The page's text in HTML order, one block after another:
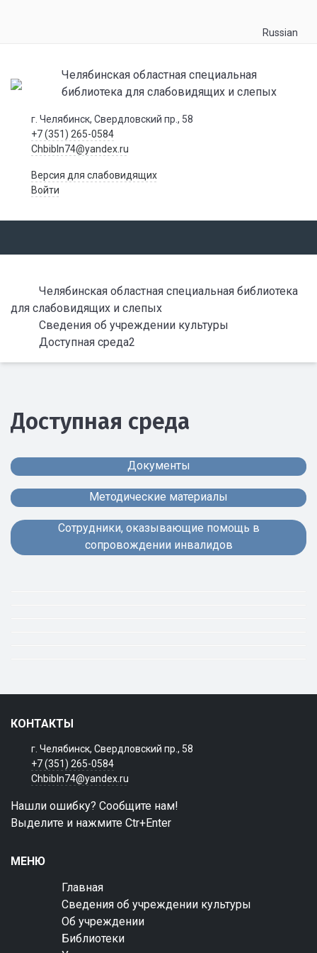
Russian
Челябинская областная специальная
библиотека для слабовидящих и слепых
г. Челябинск, Свердловский пр., 58
+7 (351) 265-0584
Chbibln74@yandex.ru
Версия для слабовидящих
Войти
Челябинская областная специальная библиотека
для слабовидящих и слепых
Сведения об учреждении культуры
Доступная среда2
Доступная среда
Документы
Методические материалы
Сотрудники, оказывающие помощь в
сопровождении инвалидов
КОНТАКТЫ
г. Челябинск, Свердловский пр., 58
+7 (351) 265-0584
Chbibln74@yandex.ru
Нашли ошибку? Сообщите нам!
Выделите и нажмите Ctr+Enter
МЕНЮ
Главная
Сведения об учреждении культуры
Об учреждении
Библиотеки